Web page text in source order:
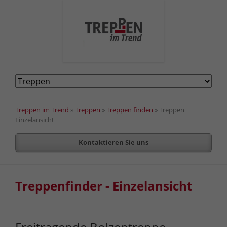
Navigation
überspringen
Treppen im Trend »Treppen »Treppen finden »Treppen
Einzelansicht
Kontaktieren Sie uns
Treppenfinder - Einzelansicht